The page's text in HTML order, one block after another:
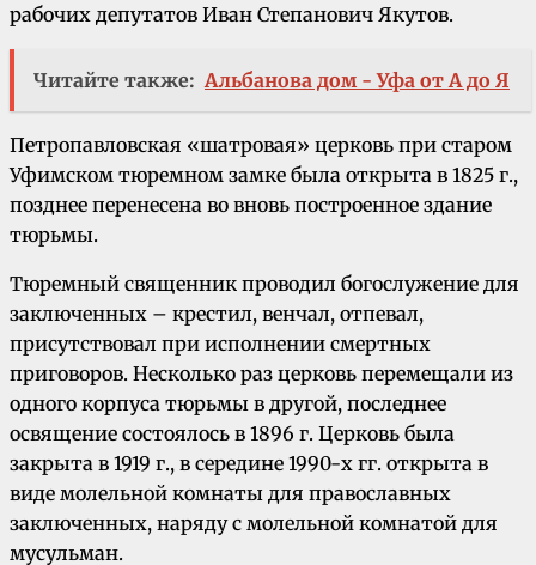
рабочих депутатов Иван Степанович Якутов.
Читайте также: Альбанова дом - Уфа от А до Я
Петропавловская «шатровая» церковь при старом
Уфимском тюремном замке была открыта в 1825 г.,
позднее перенесена во вновь построенное здание
тюрьмы.
Тюремный священник проводил богослужение для
заключенных – крестил, венчал, отпевал,
присутствовал при исполнении смертных
приговоров. Несколько раз церковь перемещали из
одного корпуса тюрьмы в другой, последнее
освящение состоялось в 1896 г. Церковь была
закрыта в 1919 г., в середине 1990-х гг. открыта в
виде молельной комнаты для православных
заключенных, наряду с молельной комнатой для
мусульман.